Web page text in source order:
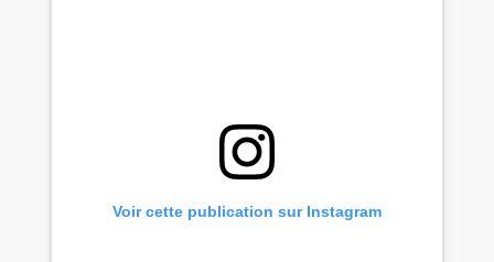
Voir cette publication sur Instagram